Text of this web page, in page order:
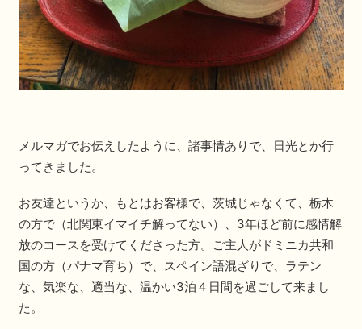
メルマガでお伝えしたように、諸事情ありで、日光とか行
ってきました。
お友達というか、もとはお客様で、茨城じゃなくて、栃木
の方で（北関東イマイチ解ってない）、3年ほど前に感情解
放のコースを受けてくださった方。ご主人がドミニカ共和
国の方（パナマ育ち）で、スペイン語混ざりで、ラテン
な、気楽な、適当な、温かい3泊４日間を過ごして来まし
た。